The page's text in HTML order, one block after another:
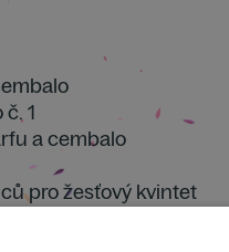
1
a cembalo
pro žesťový kvintet
op. 63